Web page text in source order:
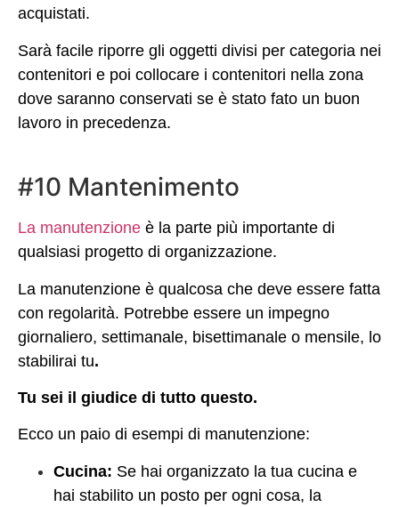
acquistati.
Sarà facile riporre gli oggetti divisi per categoria nei
contenitori e poi collocare i contenitori nella zona
dove saranno conservati se è stato fato un buon
lavoro in precedenza.
#10 Mantenimento
La manutenzione è la parte più importante di
qualsiasi progetto di organizzazione.
La manutenzione è qualcosa che deve essere fatta
con regolarità. Potrebbe essere un impegno
giornaliero, settimanale, bisettimanale o mensile, lo
stabilirai tu.
Tu sei il giudice di tutto questo.
Ecco un paio di esempi di manutenzione:
Cucina: Se hai organizzato la tua cucina e
hai stabilito un posto per ogni cosa, la